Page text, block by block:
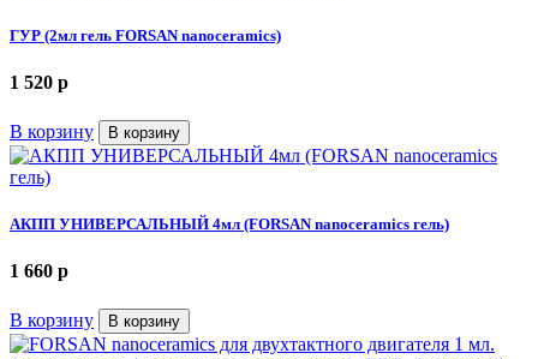
ГУР (2мл гель FORSAN nanoceramics)
1 520 p
В корзину В корзину
АКПП УНИВЕРСАЛЬНЫЙ 4мл (FORSAN nanoceramics гель)
1 660 p
В корзину В корзину